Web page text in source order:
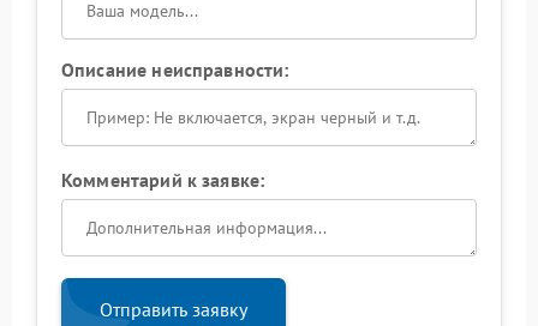
Описание неисправности:
Комментарий к заявке:
Отправить заявку